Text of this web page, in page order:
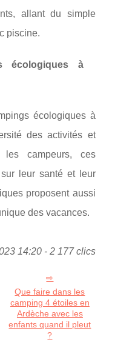
allant du simple
piscine.
écologiques à
écologiques à
des activités et
les campeurs, ces
leur santé et leur
proposent aussi
des vacances.
14:20 - 2 177 clics
Que faire dans les
camping 4 étoiles en
Ardèche avec les
enfants quand il pleut
?